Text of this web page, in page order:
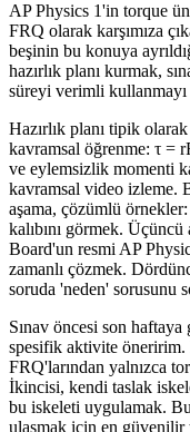
AP Physics 1'in torque
FRQ olarak karşımıza
beşinin bu konuya
hazırlık planı kurmak,
süreyi verimli kullanmayı
Hazırlık planı tipik
kavramsal öğrenme: τ =
ve eylemsizlik momenti
kavramsal video izleme.
aşama, çözümlü
kalıbını görmek.
Board'un resmi AP
zamanlı çözmek.
soruda 'neden' sorusunu
Sınav öncesi son
spesifik aktivite öneririm.
FRQ'larından yalnızca
İkincisi, kendi taslak
bu iskeleti uygulamak.
ulaşmak için en güvenilir